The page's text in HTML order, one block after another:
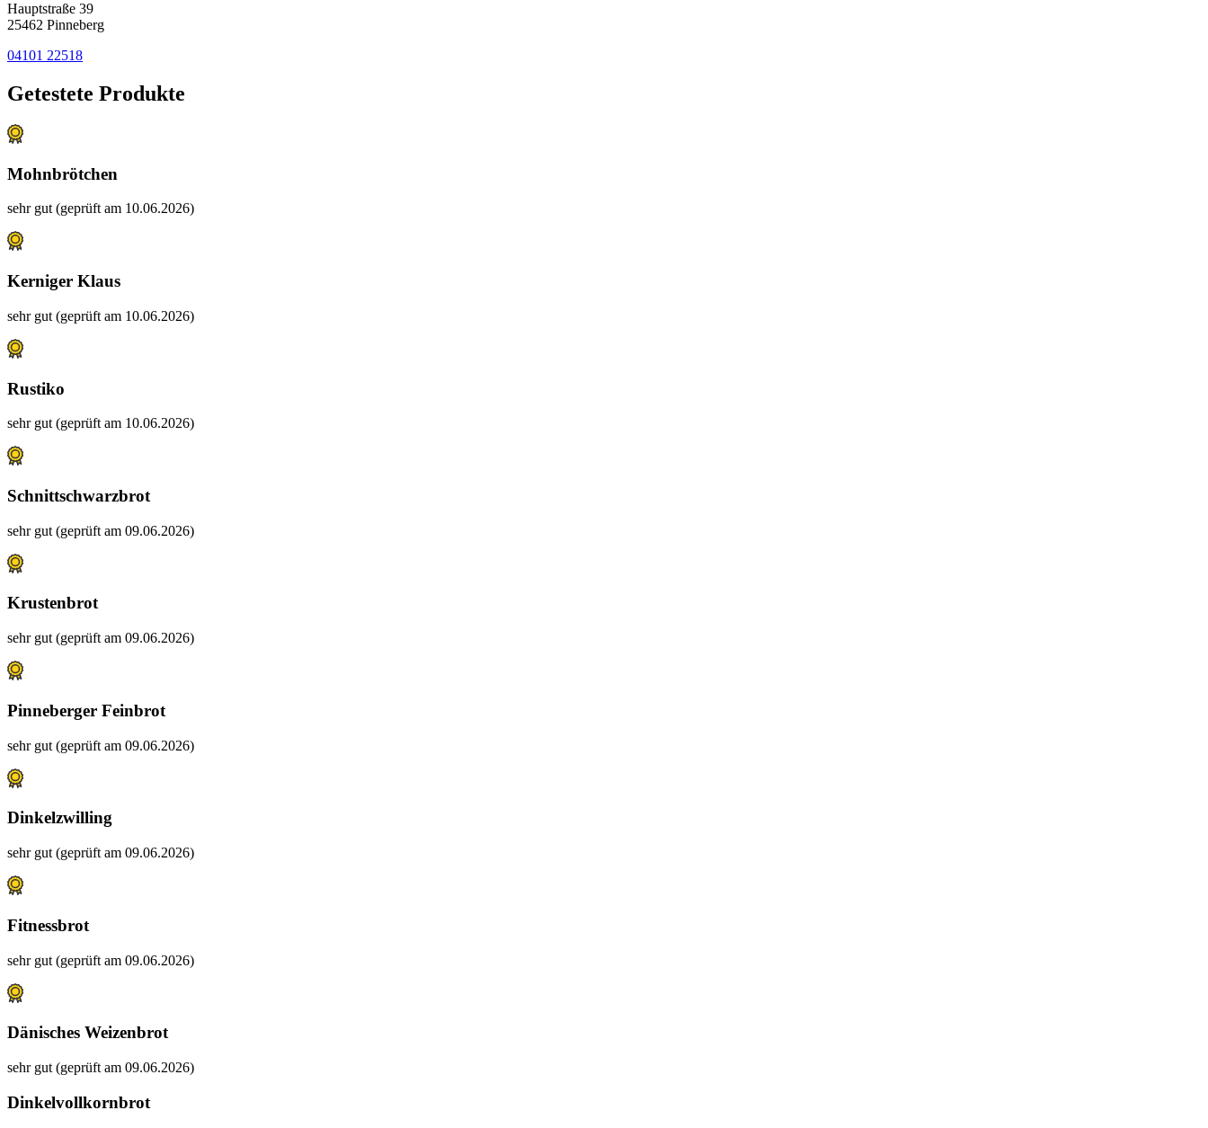
Hauptstraße 39
25462 Pinneberg
04101 22518
Getestete Produkte
Mohnbrötchen
sehr gut (geprüft am 10.06.2026)
Kerniger Klaus
sehr gut (geprüft am 10.06.2026)
Rustiko
sehr gut (geprüft am 10.06.2026)
Schnittschwarzbrot
sehr gut (geprüft am 09.06.2026)
Krustenbrot
sehr gut (geprüft am 09.06.2026)
Pinneberger Feinbrot
sehr gut (geprüft am 09.06.2026)
Dinkelzwilling
sehr gut (geprüft am 09.06.2026)
Fitnessbrot
sehr gut (geprüft am 09.06.2026)
Dänisches Weizenbrot
sehr gut (geprüft am 09.06.2026)
Dinkelvollkornbrot